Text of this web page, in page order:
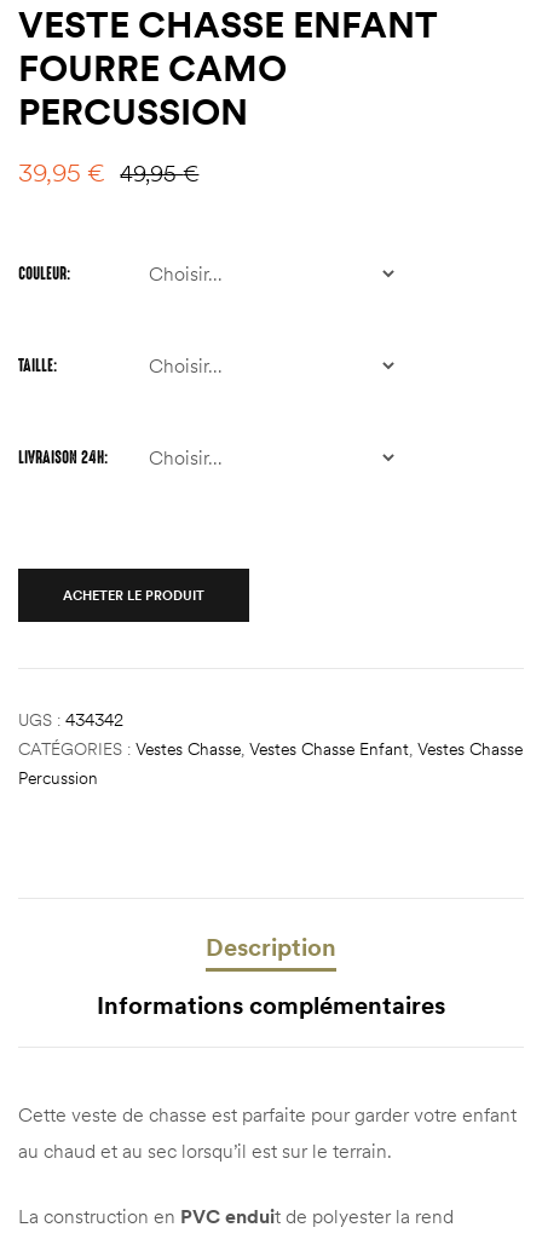
VESTE CHASSE ENFANT
FOURRE CAMO
PERCUSSION
49,95€
39,95 €
COULEUR
TAILLE
LIVRAISON 24H
ACHETER LE PRODUIT
UGS : 434342
CATÉGORIES : Vestes Chasse, Vestes Chasse Enfant, Vestes Chasse
Percussion
Description
Informations complémentaires
Cette veste de chasse est parfaite pour garder votre enfant
au chaud et au sec lorsqu’il est sur le terrain.
La construction en PVC enduit de polyester la rend